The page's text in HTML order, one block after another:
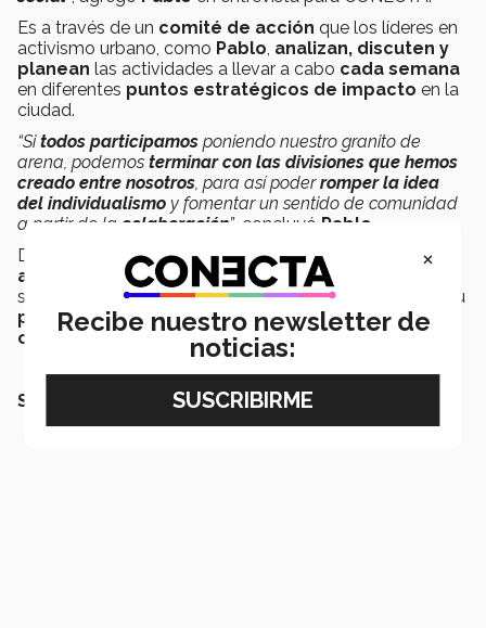
Es a través de un comité de acción que los líderes en
activismo urbano, como Pablo, analizan, discuten y
planean las actividades a llevar a cabo cada semana
en diferentes puntos estratégicos de impacto en la
ciudad.
“Sitodos participamos poniendo nuestro granito de
arena, podemos terminar con las divisiones que hemos
creado entre nosotros, para así poderromper la idea
del individualismo y fomentar un sentido de comunidad
a partir de la colaboración”, concluyó Pablo
Durante las
siguientes 11 semanaslos
líderes en
activismo urbano, en conjunto con Global Shapers,
saldrán a las calles aalzar la vozpara dar a conocer su
propósito como activistas de una misma
comunidad
SEGURO QUERRÁS LEER:
×
Recibe nuestro newsletter de
noticias: